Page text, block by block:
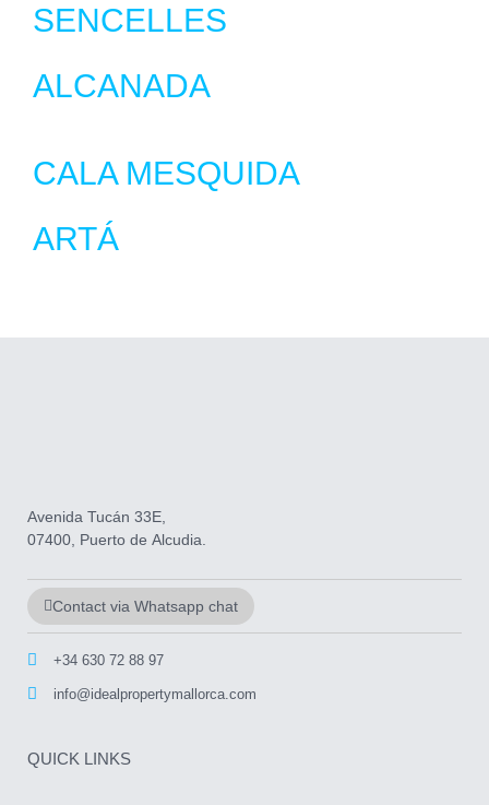
SENCELLES
ALCANADA
CALA MESQUIDA
ARTÁ
Avenida Tucán 33E,
07400, Puerto de Alcudia.
Contact via Whatsapp chat
+34 630 72 88 97
info@idealpropertymallorca.com
QUICK LINKS